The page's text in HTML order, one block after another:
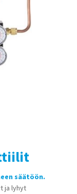
säätöön.
ja lyhyt